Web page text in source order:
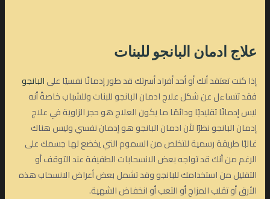
علاج ادمان البانجو للبنات
إذا كنت تعتقد أنك أو أحد أفراد أسرتك قد طور إدمانًا نفسيًا علىالبانجو
فقد تتساءل عن شكل علاج ادمان البانجو للبنات وللشباب خاصةً أنه
ليس إدمانًا تقليديًا ودائمًا ما يكون العلاج هو حجر الزاوية في علاج
إدمان البانجو نظرًا لأن ادمان البانجو هو إدمان نفسي وليس هناك
غالبًا طريقة رسمية للتخلص من السموم التي يخضع لها جسمك على
الرغم من أنك قد تواجه بعض الانسحابات الطفيفة عند التوقف أو
التقليل من استخدامك للبانجو وقد تشمل بعض أعراض الانسحاب هذه
الأرق أو تقلب المزاج أو التعب أو انخفاض الشهية.